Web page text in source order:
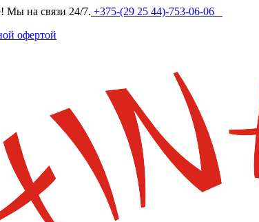
Мы на связи 24/7. +375-(29 25 44)-753-06-06
офертой